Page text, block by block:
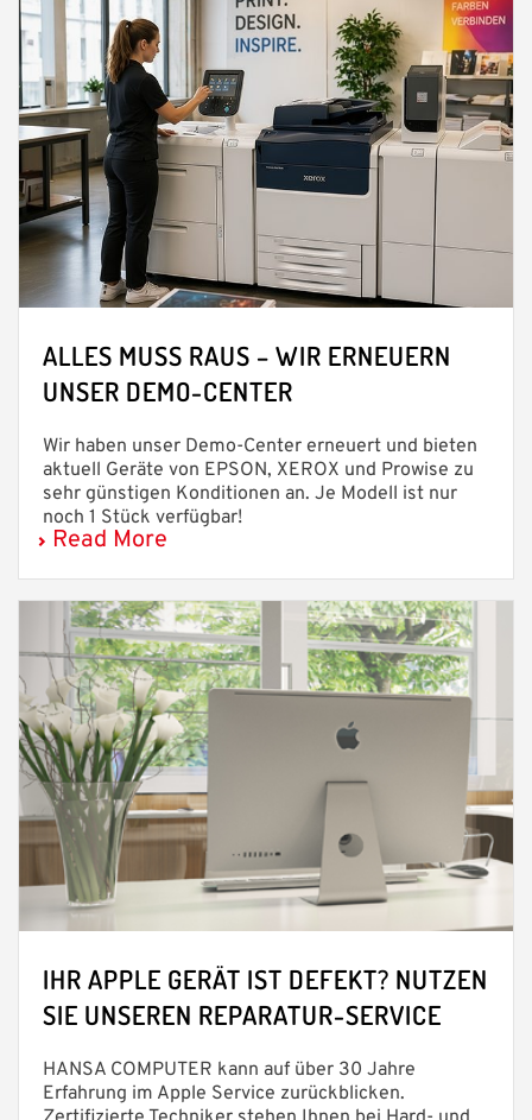
ALLES MUSS RAUS – WIR ERNEUERN
UNSER DEMO-CENTER
Wir haben unser Demo-Center erneuert und bieten
aktuell Geräte von EPSON, XEROX und Prowise zu
sehr günstigen Konditionen an. Je Modell ist nur
noch 1 Stück verfügbar!
Read More
IHR APPLE GERÄT IST DEFEKT? NUTZEN
SIE UNSEREN REPARATUR-SERVICE
HANSA COMPUTER kann auf über 30 Jahre
Erfahrung im Apple Service zurückblicken.